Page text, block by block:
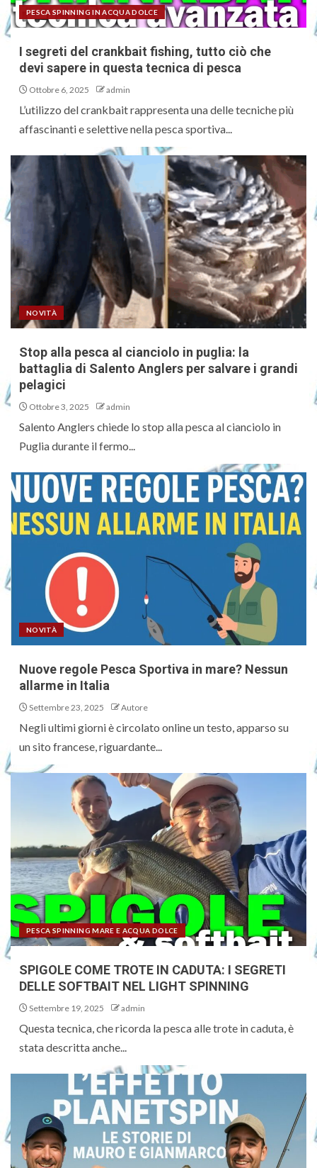
PESCA SPINNING IN ACQUA DOLCE
I segreti del crankbait fishing, tutto ciò che
devi sapere in questa tecnica di pesca
Ottobre 6, 2025 admin
L’utilizzo del crankbait rappresenta una delle tecniche più
affascinanti e selettive nella pesca sportiva...
NOVITÀ
Stop alla pesca al cianciolo in puglia: la
battaglia di Salento Anglers per salvare i grandi
pelagici
Ottobre 3, 2025 admin
Salento Anglers chiede lo stop alla pesca al cianciolo in
Puglia durante il fermo...
NOVITÀ
Nuove regole Pesca Sportiva in mare? Nessun
allarme in Italia
Settembre 23, 2025 Autore
Negli ultimi giorni è circolato online un testo, apparso su
un sito francese, riguardante...
PESCA SPINNING MARE E ACQUA DOLCE
SPIGOLE COME TROTE IN CADUTA: I SEGRETI
DELLE SOFTBAIT NEL LIGHT SPINNING
Settembre 19, 2025 admin
Questa tecnica, che ricorda la pesca alle trote in caduta, è
stata descritta anche...